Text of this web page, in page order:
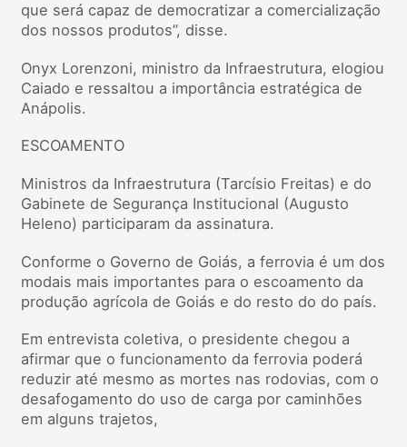
que será capaz de democratizar a comercialização
dos nossos produtos”, disse.
Onyx Lorenzoni, ministro da Infraestrutura, elogiou
Caiado e ressaltou a importância estratégica de
Anápolis.
ESCOAMENTO
Ministros da Infraestrutura (Tarcísio Freitas) e do
Gabinete de Segurança Institucional (Augusto
Heleno) participaram da assinatura.
Conforme o Governo de Goiás, a ferrovia é um dos
modais mais importantes para o escoamento da
produção agrícola de Goiás e do resto do do país.
Em entrevista coletiva, o presidente chegou a
afirmar que o funcionamento da ferrovia poderá
reduzir até mesmo as mortes nas rodovias, com o
desafogamento do uso de carga por caminhões
em alguns trajetos,